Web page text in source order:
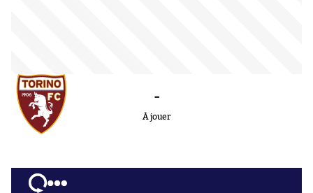
-
À jouer